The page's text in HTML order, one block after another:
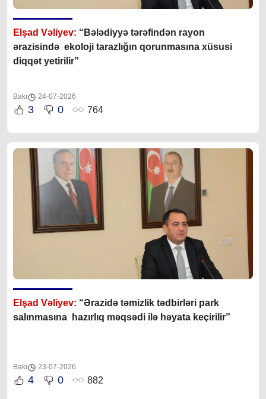
Elşad Vəliyev: “Bələdiyyə tərəfindən rayon
ərazisində ekoloji tarazlığın qorunmasına xüsusi
diqqət yetirilir”
Bakı 24-07-2026
3 0 764
Elşad Vəliyev: “Ərazidə təmizlik tədbirləri park
salınmasına hazırlıq məqsədi ilə həyata keçirilir”
Bakı 23-07-2026
4 0 882